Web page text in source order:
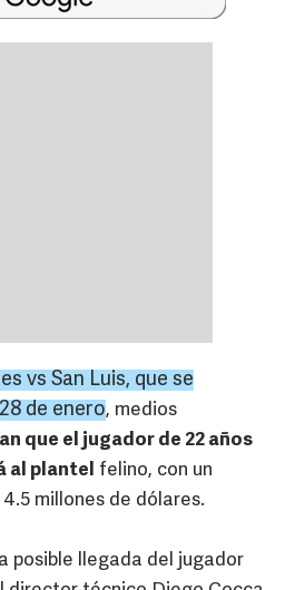
vs San Luis, que se
de enero, medios
que el jugador de 22 años
al plantel felino, con un
millones de dólares.
posible llegada del jugador